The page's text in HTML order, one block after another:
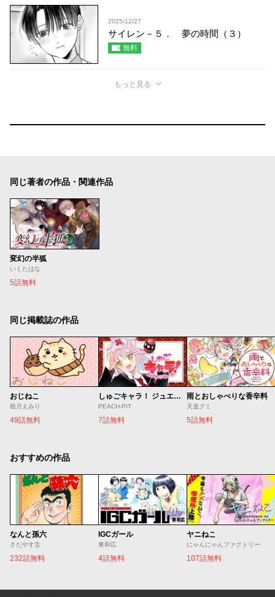
2025/12/27
サイレン－５． 夢の時間（３）
無料
もっと見る
同じ著者の作品・関連作品
変幻の半狐
いくたはな
5話無料
同じ掲載誌の作品
おじねこ
植月えみり
49話無料
しゅごキャラ！ ジュエルジョーカー
PEACH-PIT
7話無料
雨とおしゃべりな香辛料
天道グミ
5話無料
おすすめの作品
なんと孫六
さだやす圭
232話無料
IGCガール
東和広
4話無料
ヤニねこ
にゃんにゃんファクトリー
107話無料